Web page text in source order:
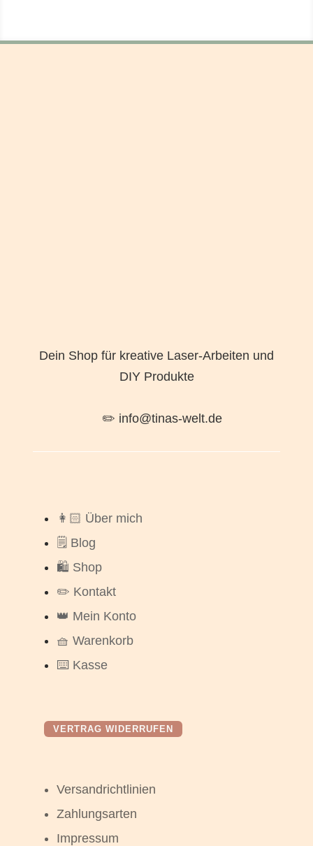
Dein Shop für kreative Laser-Arbeiten und
DIY Produkte
✏️ info@tinas-welt.de
👩🏻 Über mich
🗒️ Blog
🛍️ Shop
✏️ Kontakt
👑 Mein Konto
🧺 Warenkorb
⌨️ Kasse
VERTRAG WIDERRUFEN
Versandrichtlinien
Zahlungsarten
Impressum